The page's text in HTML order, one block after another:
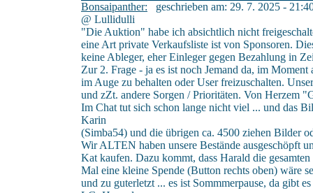
Bonsaipanther: geschrieben am: 29. 7. 2025 -
@ Lullidulli
"Die Auktion" habe ich absichtlich nicht
eine Art private Verkaufsliste ist von Sponsoren.
keine Ableger, eher Einleger gegen Bezahlung in
Zur 2. Frage - ja es ist noch Jemand da, im
im Auge zu behalten oder User freizuschalten.
und zZt. andere Sorgen / Prioritäten. Von Herzem
Im Chat tut sich schon lange nicht viel ... und das
Karin
(Simba54) und die übrigen ca. 4500 ziehen Bilder
Wir ALTEN haben unsere Bestände ausgeschöpft
Kat kaufen. Dazu kommt, dass Harald die
Mal eine kleine Spende (Button rechts oben) wäre
und zu guterletzt ... es ist Sommmerpause, da gibt